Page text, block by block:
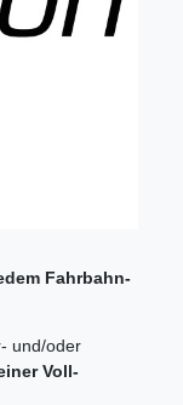
Fahrbahn-
und/oder
Voll-